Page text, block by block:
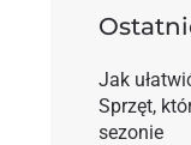
Jak
Sprzęt,
sezonie